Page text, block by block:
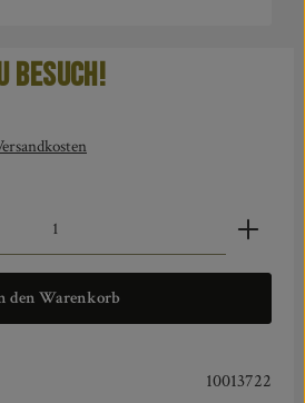
Besuch!
den gewünschten Wert ein oder
den Warenkorb
10013722